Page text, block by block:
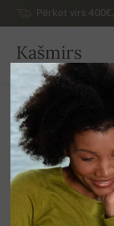
Pērkot virs
Kašmirs
LATVIJA
Uz mājām